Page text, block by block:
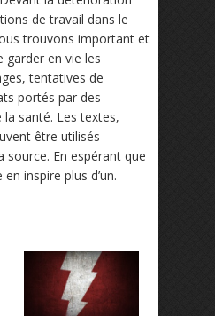
de travail dans le
trouvons important et
garder en vie les
tentatives de
portés par des
santé. Les textes,
être utilisés
source. En espérant que
inspire plus d’un.